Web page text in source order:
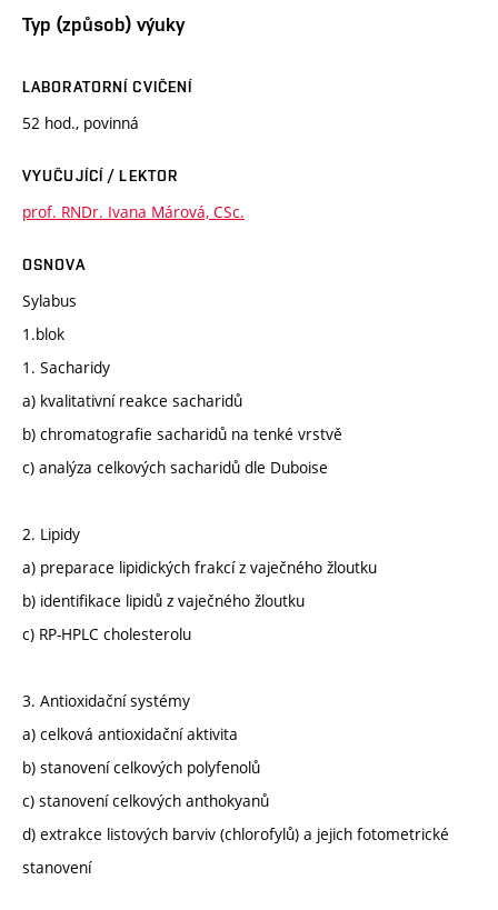
Typ (způsob) výuky
LABORATORNÍ CVIČENÍ
52 hod., povinná
VYUČUJÍCÍ / LEKTOR
prof. RNDr. Ivana Márová, CSc.
OSNOVA
Sylabus
1.blok
1. Sacharidy
a) kvalitativní reakce sacharidů
b) chromatografie sacharidů na tenké vrstvě
c) analýza celkových sacharidů dle Duboise
2. Lipidy
a) preparace lipidických frakcí z vaječného žloutku
b) identifikace lipidů z vaječného žloutku
c) RP-HPLC cholesterolu
3. Antioxidační systémy
a) celková antioxidační aktivita
b) stanovení celkových polyfenolů
c) stanovení celkových anthokyanů
d) extrakce listových barviv (chlorofylů) a jejich fotometrické
stanovení